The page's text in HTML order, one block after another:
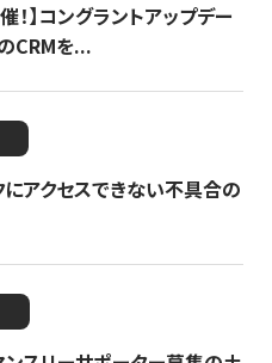
！】コングラントアップデー
CRMを...
アクセスできない不具合の